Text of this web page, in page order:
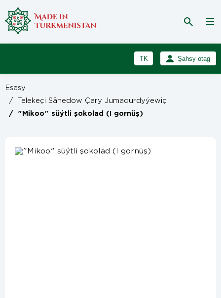
TK
RU
Şahsy otag
Esasy
/ Telekeçi Sähedow Çary Jumadurdyýewiç
/ "Mikoo" süýtli şokolad (I gornüş)